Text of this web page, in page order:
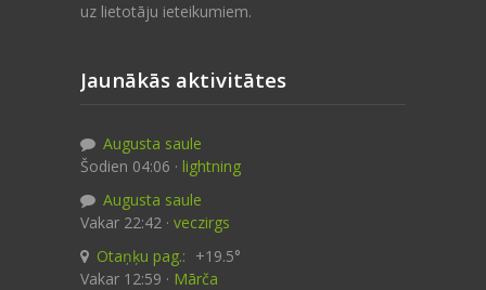
uz lietotāju ieteikumiem.
Jaunākās aktivitātes
Augusta saule
Šodien 04:06 · lightning
Augusta saule
Vakar 22:42 · veczirgs
Otaņķu pag.: +19.5°
Vakar 12:59 · Mārča